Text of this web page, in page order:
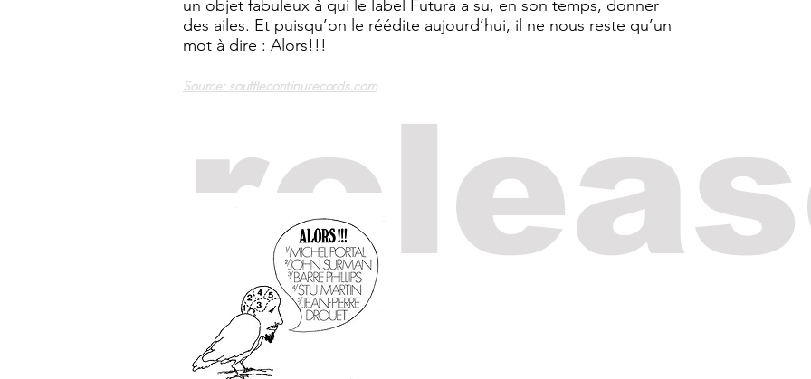
un objet fabuleux à qui le label Futura a su, en son temps, donner
des ailes. Et puisqu’on le réédite aujourd’hui, il ne nous reste qu’un
mot à dire : Alors!!!
Source: soufflecontinurecords.com